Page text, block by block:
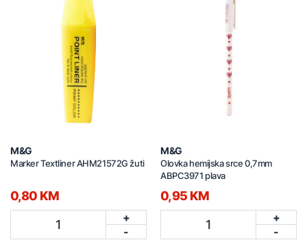
M&G
Marker Textliner AHM21572G žuti
0,80 KM
1
+
-
M&G
Olovka hemijska srce 0,7mm
ABPC3971 plava
0,95 KM
1
+
-